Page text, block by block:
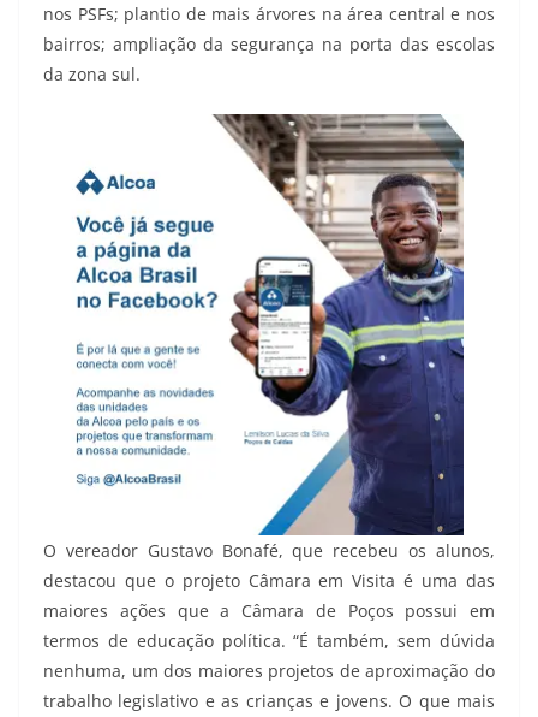
nos PSFs; plantio de mais árvores na área central e nos
bairros; ampliação da segurança na porta das escolas
da zona sul.
O vereador Gustavo Bonafé, que recebeu os alunos,
destacou que o projeto Câmara em Visita é uma das
maiores ações que a Câmara de Poços possui em
termos de educação política. “É também, sem dúvida
nenhuma, um dos maiores projetos de aproximação do
trabalho legislativo e as crianças e jovens. O que mais